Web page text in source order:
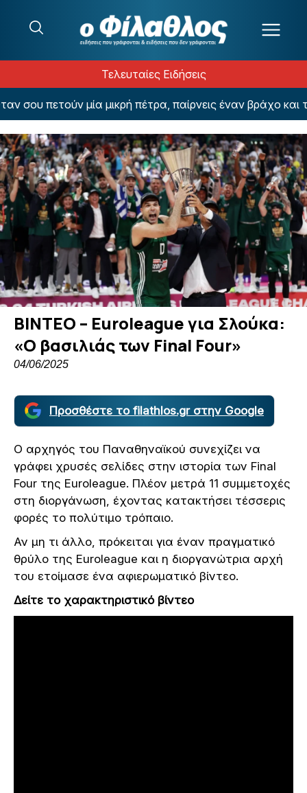
Τελευταίες Ειδήσεις
πετούν μία μικρή πέτρα, παίρνεις έναν βράχο και
ΒΙΝΤΕΟ – Euroleague για Σλούκα:
«Ο βασιλιάς των Final Fοur»
04/06/2025
Προσθέστε το filathlos.gr στην Google
Ο αρχηγός του Παναθηναϊκού συνεχίζει να
γράφει χρυσές σελίδες στην ιστορία των Final
Four της Euroleague. Πλέον μετρά 11 συμμετοχές
στη διοργάνωση, έχοντας κατακτήσει τέσσερις
φορές το πολύτιμο τρόπαιο.
Αν μη τι άλλο, πρόκειται για έναν πραγματικό
θρύλο της Euroleague και η διοργανώτρια αρχή
του ετοίμασε ένα αφιερωματικό βίντεο.
Δείτε το χαρακτηριστικό βίντεο